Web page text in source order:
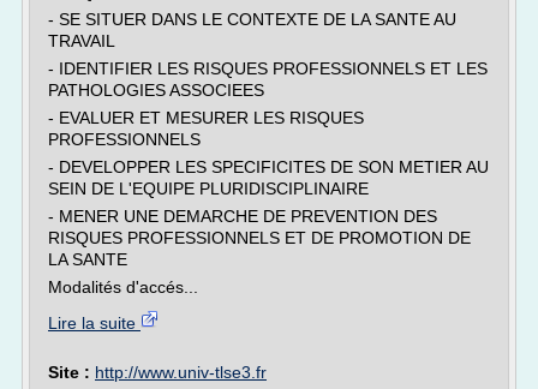
- SE SITUER DANS LE CONTEXTE DE LA SANTE AU
TRAVAIL
- IDENTIFIER LES RISQUES PROFESSIONNELS ET LES
PATHOLOGIES ASSOCIEES
- EVALUER ET MESURER LES RISQUES
PROFESSIONNELS
- DEVELOPPER LES SPECIFICITES DE SON METIER AU
SEIN DE L'EQUIPE PLURIDISCIPLINAIRE
- MENER UNE DEMARCHE DE PREVENTION DES
RISQUES PROFESSIONNELS ET DE PROMOTION DE
LA SANTE
Modalités d'accés...
Lire la suite
Site : http://www.univ-tlse3.fr